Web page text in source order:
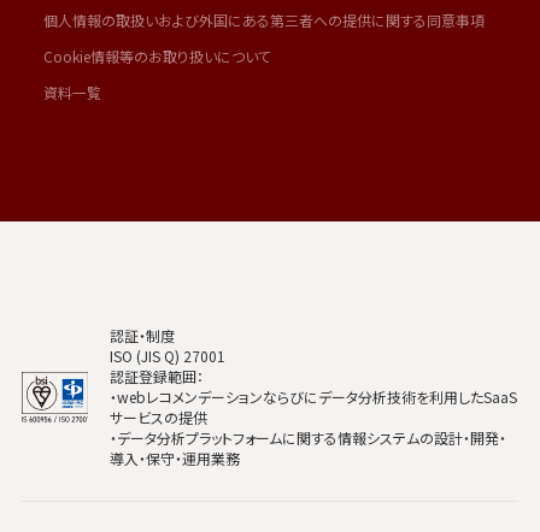
個人情報の取扱いおよび外国にある第三者への提供に関する同意事項
Cookie情報等のお取り扱いについて
資料一覧
認証・制度
ISO (JIS Q) 27001
認証登録範囲：
・webレコメンデーションならびにデータ分析技術を利用したSaaS
サービスの提供
・データ分析プラットフォームに関する情報システムの設計・開発・
導入・保守・運用業務